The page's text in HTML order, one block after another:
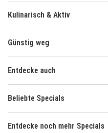
Kulinarisch & Aktiv
Günstig weg
Entdecke auch
Beliebte Specials
Entdecke noch mehr Specials